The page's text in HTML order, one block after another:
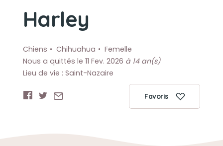
Harley
Chiens Chihuahua
Femelle
Nous a quittés le 11 Fev. 2026 à 14 an(s)
Lieu de vie : Saint-Nazaire
Favoris